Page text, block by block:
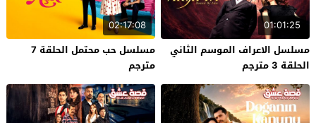
01:01:25
مسلسل الاعراف الموسم الثاني
الحلقة 3 مترجم
02:17:08
مسلسل حب محتمل الحلقة 7
مترجم